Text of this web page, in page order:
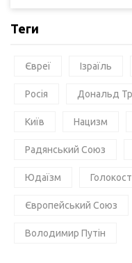
Теги
Євреї Ізраїль
Росія Дональд
Київ Нацизм
Радянський Союз
Юдаїзм Голокост
Європейський Союз
Володимир Путін